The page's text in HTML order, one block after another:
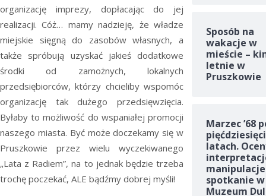
organizację imprezy, dopłacając do jej
realizacji. Cóż… mamy nadzieję, że władze
miejskie sięgną do zasobów własnych, a
także spróbują uzyskać jakieś dodatkowe
środki od zamożnych, lokalnych
przedsiębiorców, którzy chcieliby wspomóc
organizację tak dużego przedsięwzięcia.
Byłaby to możliwość do wspaniałej promocji
naszego miasta. Być może doczekamy się w
Pruszkowie przez wielu wyczekiwanego
„Lata z Radiem”, na to jednak będzie trzeba
trochę poczekać, ALE bądźmy dobrej myśli!
Sposób na
wakacje w
mieście –
letnie w
Pruszkowie
Marzec ’68
latach.
spotkanie w
Muzeum